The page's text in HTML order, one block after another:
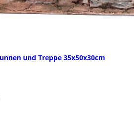
und Treppe 35x50x30cm